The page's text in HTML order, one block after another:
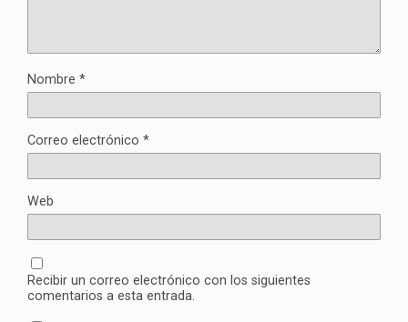
Nombre *
Correo electrónico *
Web
Recibir un correo electrónico con los siguientes
comentarios a esta entrada.